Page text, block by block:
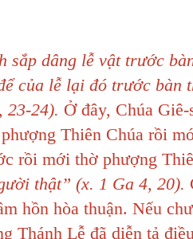
sắp dâng lễ vật trước
của lễ lại đó trước
23-24). Ở đây, Chúa
Thiên Chúa rồi
rồi mới thờ phượng
thật” (x. 1 Ga 4, 20).
hồn hòa thuận. Nếu
Thánh Lễ đã diễn tả